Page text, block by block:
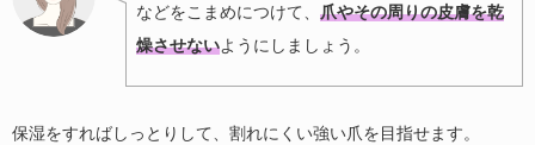
などをこまめにつけて、 爪やその周りの皮膚を乾
燥させないようにしましょう。
保湿をすればしっとりして、割れにくい強い爪を目指せます。